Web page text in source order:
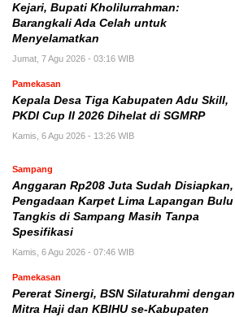
Kejari, Bupati Kholilurrahman:
Barangkali Ada Celah untuk
Menyelamatkan
Jumat, 7 Agu 2026 - 03:16 WIB
Pamekasan
Kepala Desa Tiga Kabupaten Adu Skill,
PKDI Cup II 2026 Dihelat di SGMRP
Kamis, 6 Agu 2026 - 13:26 WIB
Sampang
Anggaran Rp208 Juta Sudah Disiapkan,
Pengadaan Karpet Lima Lapangan Bulu
Tangkis di Sampang Masih Tanpa
Spesifikasi
Kamis, 6 Agu 2026 - 07:46 WIB
Pamekasan
Pererat Sinergi, BSN Silaturahmi dengan
Mitra Haji dan KBIHU se-Kabupaten